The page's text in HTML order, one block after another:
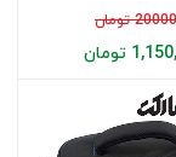
تومان
تومان